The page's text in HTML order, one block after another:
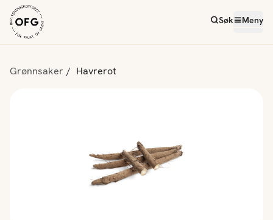
Søk Meny
Grønnsaker Havrerot